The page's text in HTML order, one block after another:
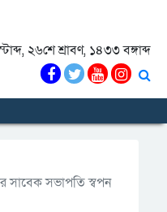
২৬শে শ্রাবণ, ১৪৩৩ বঙ্গাব্দ
সাবেক সভাপতি স্বপন